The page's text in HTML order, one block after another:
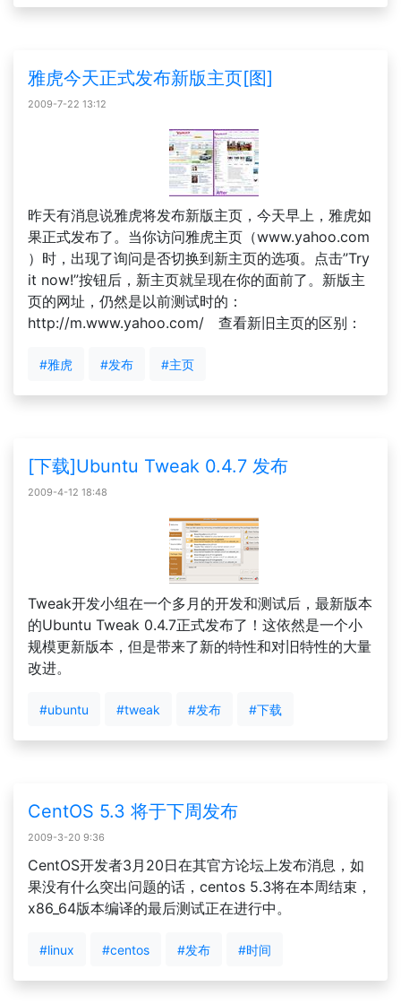
雅虎今天正式发布新版主页[图]
2009-7-22 13:12
昨天有消息说雅虎将发布新版主页，今天早上，雅虎如
果正式发布了。当你访问雅虎主页（www.yahoo.com
）时，出现了询问是否切换到新主页的选项。点击”Try
it now!”按钮后，新主页就呈现在你的面前了。新版主
页的网址，仍然是以前测试时的：
http://m.www.yahoo.com/ 查看新旧主页的区别：
#雅虎 #发布 #主页
[下载]Ubuntu Tweak 0.4.7 发布
2009-4-12 18:48
Tweak开发小组在一个多月的开发和测试后，最新版本
的Ubuntu Tweak 0.4.7正式发布了！这依然是一个小
规模更新版本，但是带来了新的特性和对旧特性的大量
改进。
#ubuntu #tweak #发布 #下载
CentOS 5.3 将于下周发布
2009-3-20 9:36
CentOS开发者3月20日在其官方论坛上发布消息，如
果没有什么突出问题的话，centos 5.3将在本周结束，
x86_64版本编译的最后测试正在进行中。
#linux #centos #发布 #时间